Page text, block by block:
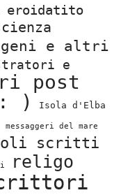
eroidatito
geni e altri
e
post
)
Isola d'Elba
messaggeri del mare
scritti
religo